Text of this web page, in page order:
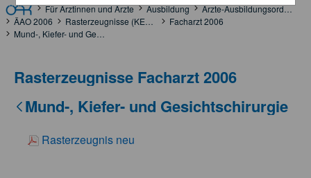
Für Ärztinnen und Ärzte Ausbildung
Ärzte-Ausbildungsordnung
ÄAO 2006
Rasterzeugnisse (KEF und RZ-VO) 2006
Facharzt 2006
Mund-, Kiefer- und Gesichtschirurgie
Rasterzeugnisse Facharzt 2006
Mund-, Kiefer- und Gesichtschirurgie
Rasterzeugnis neu